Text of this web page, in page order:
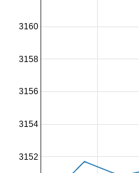
3152
3154
3156
3158
3160